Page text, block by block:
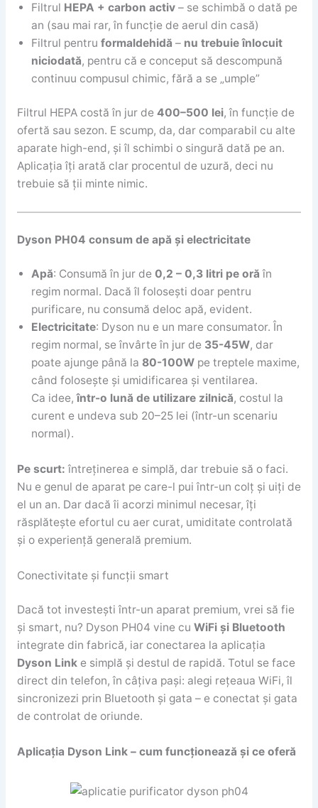
Filtrul HEPA + carbon activ– se schimbă o dată pe
an (sau mai rar, în funcție de aerul din casă)
Filtrul pentru formaldehidă – nu trebuie înlocuit
niciodată, pentru că e conceput să descompună
continuu compusul chimic, fără a se „umple”
Filtrul HEPA costă în jur de 400–500 lei, în funcție de
ofertă sau sezon. E scump, da, dar comparabil cu alte
aparate high-end, și îl schimbi o singură dată pe an.
Aplicația îți arată clar procentul de uzură, deci nu
trebuie să ții minte nimic.
Dyson PH04 consum de apă și electricitate
Apă: Consumă în jur de 0,2 – 0,3 litri pe oră în
regim normal. Dacă îl folosești doar pentru
purificare, nu consumă deloc apă, evident.
Electricitate: Dyson nu e un mare consumator. În
regim normal, se învârte în jur de 35-45W, dar
poate ajunge până la 80-100Wpe treptele maxime,
când folosește și umidificarea și ventilarea.
Ca idee,într-o lună de utilizare zilnică, costul la
curent e undeva sub 20–25 lei (într-un scenariu
normal).
Pe scurt: întreținerea e simplă, dar trebuie să o faci.
Nu e genul de aparat pe care-l pui într-un colț și uiți de
el un an. Dar dacă îi acorzi minimul necesar, îți
răsplătește efortul cu aer curat, umiditate controlată
și o experiență generală premium.
Conectivitate și funcții smart
Dacă tot investești într-un aparat premium, vrei să fie
și smart, nu? Dyson PH04 vine cu WiFi și Bluetooth
integrate din fabrică, iar conectarea la aplicația
Dyson Linke simplă și destul de rapidă. Totul se face
direct din telefon, în câțiva pași: alegi rețeaua WiFi, îl
sincronizezi prin Bluetooth și gata – e conectat și gata
de controlat de oriunde.
Aplicația Dyson Link – cum funcționează și ce oferă